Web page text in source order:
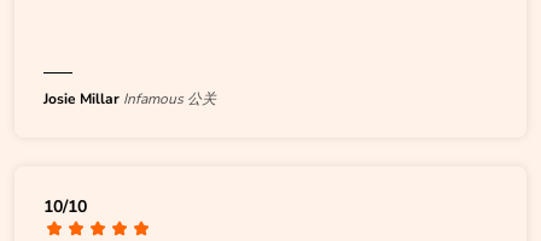
Josie Millar Infamous 公关
10/10